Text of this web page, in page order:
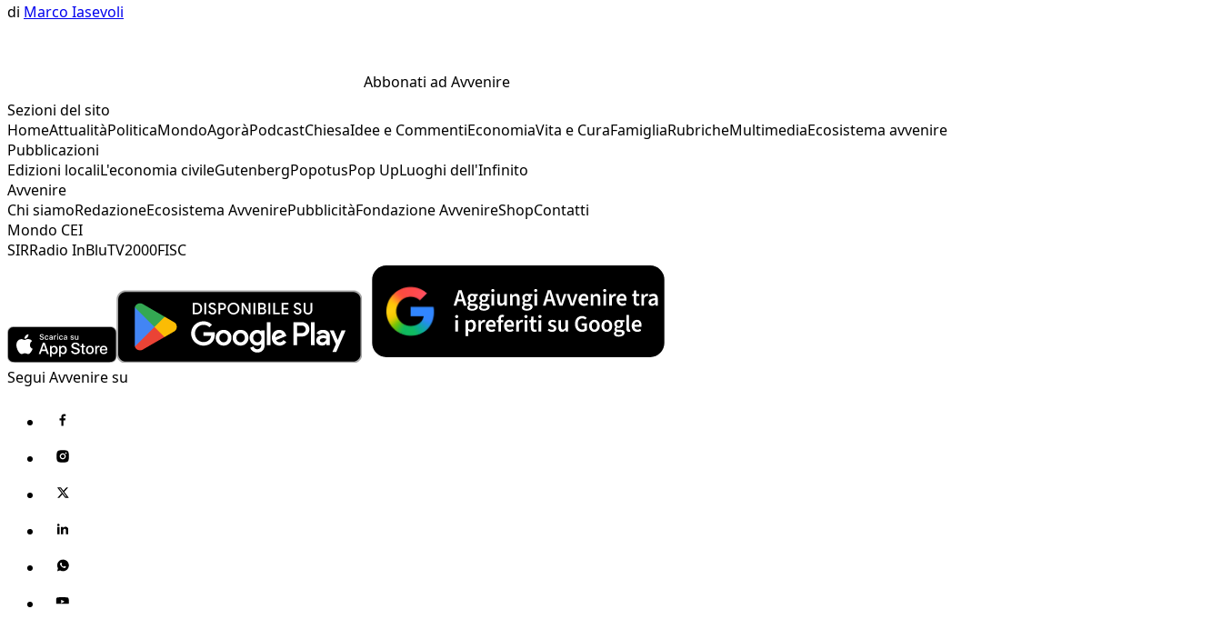
di Marco Iasevoli
Abbonati ad Avvenire
Sezioni del sito
HomeAttualitàPoliticaMondoAgoràPodcastChiesaIdee e CommentiEconomiaVita e CuraFamigliaRubricheMultimediaEcosistema avvenire
Pubblicazioni
Edizioni localiL'economia civileGutenbergPopotusPop UpLuoghi dell'Infinito
Avvenire
Chi siamoRedazioneEcosistema AvvenirePubblicitàFondazione AvvenireShopContatti
Mondo CEI
SIRRadio InBluTV2000FISC
Segui Avvenire su